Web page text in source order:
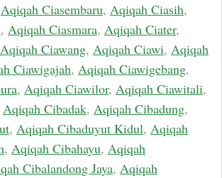
Aqiqah Ciasembaru, Aqiqah Ciasih,
, Aqiqah Ciasmara, Aqiqah Ciater,
Aqiqah Ciawang, Aqiqah Ciawi, Aqiqah
Ciawigajah, Aqiqah Ciawigebang,
, Aqiqah Ciawilor, Aqiqah Ciawitali,
Aqiqah Cibadak, Aqiqah Cibadung,
, Aqiqah Cibaduyut Kidul, Aqiqah
, Aqiqah Cibahayu, Aqiqah
Cibalandong Jaya, Aqiqah